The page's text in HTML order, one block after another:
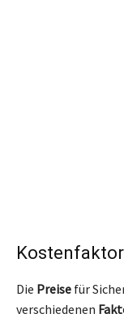
Die Preise für
verschiedenen